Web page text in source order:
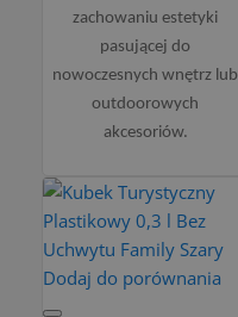
zachowaniu estetyki
pasującej do
nowoczesnych wnętrz lub
outdoorowych
akcesoriów.
Dodaj do porównania